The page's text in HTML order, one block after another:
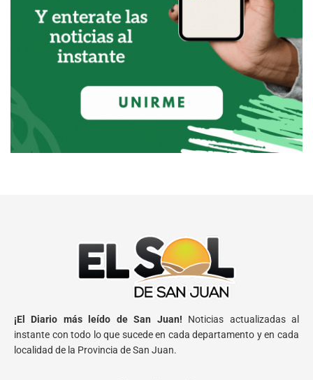
¡El Diario más leído de San Juan! Noticias actualizadas al
instante con todo lo que sucede en cada departamento y en cada
localidad de la Provincia de San Juan.